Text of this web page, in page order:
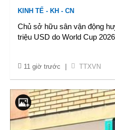
KINH TẾ - KH - CN
Chủ sở hữu sân vận động
triệu USD do World Cup 2026
11 giờ trước TTXVN